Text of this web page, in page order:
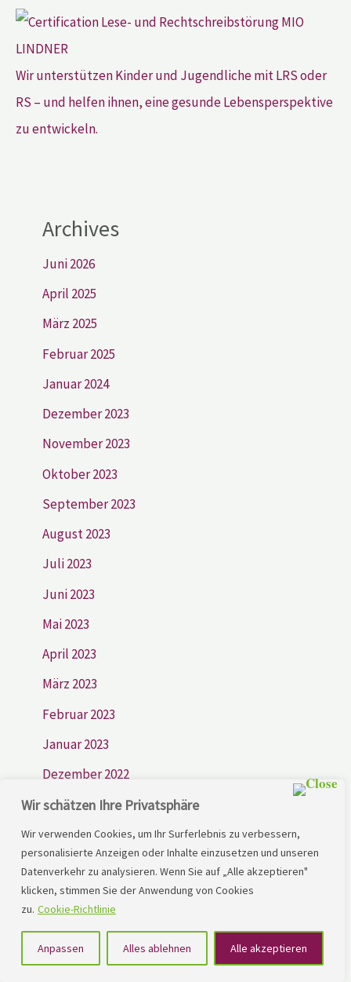
Wir schätzen Ihre Privatsphäre
Wir verwenden Cookies, um Ihr Surferlebnis zu verbessern,
personalisierte Anzeigen oder Inhalte einzusetzen und unseren
Datenverkehr zu analysieren. Wenn Sie auf „Alle akzeptieren"
klicken, stimmen Sie der Anwendung von Cookies
zu. Cookie-Richtlinie
Anpassen Alles ablehnen Alle akzeptieren
Wir unterstützen Kinder und Jugendliche mit LRS oder
RS – und helfen ihnen, eine gesunde Lebensperspektive
zu entwickeln.
Archives
Juni 2026
April 2025
März 2025
Februar 2025
Januar 2024
Dezember 2023
November 2023
Oktober 2023
September 2023
August 2023
Juli 2023
Juni 2023
Mai 2023
April 2023
März 2023
Februar 2023
Januar 2023
Dezember 2022
Professionelle Hilfe und Unterstützung bei LRS und
Hausaufgabenthematiken